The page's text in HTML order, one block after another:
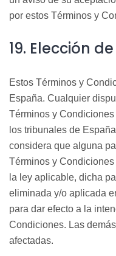
por estos Términos y
19. Elección
Estos Términos y
España. Cualquier
Términos y
los tribunales de
considera que alguna
Términos y Condiciones
la ley aplicable, dicha
eliminada y/o aplicada
para dar efecto a la
Condiciones. Las
afectadas.